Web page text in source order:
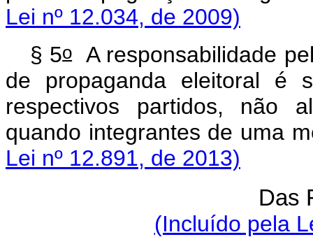
Lei nº 12.034, de 2009)
§ 5oA responsabilidade
de propaganda eleitoral é
respectivos partidos, não
quando integrantes de
Lei nº 12.891, de 2013)
Das
(Incluído pela